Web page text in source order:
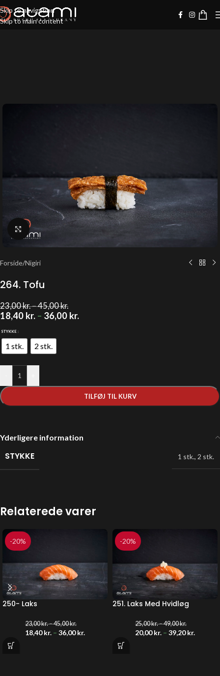
Skip to navigation
Skip to main content
Klik for at forstørre
Forside/Nigiri
264. Tofu
23,00kr.–45,00kr.
18,40 kr. – 36,00 kr.
STYKKE
1 stk. 2 stk.
TILFØJ TIL KURV
Yderligere information
STYKKE 1 stk., 2 stk.
Relaterede varer
-20%
250- Laks
23,00kr.–45,00kr.
18,40kr. – 36,00kr.
-20%
251. Laks Med Hvidløg
25,00kr.–49,00kr.
20,00kr. – 39,20kr.